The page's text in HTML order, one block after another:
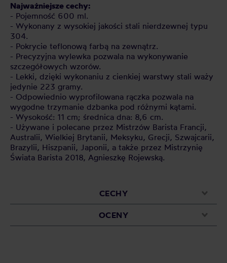
Najważniejsze cechy:
- Pojemność 600 ml.
- Wykonany z wysokiej jakości stali nierdzewnej typu
304.
- Pokrycie teflonową farbą na zewnątrz.
- Precyzyjna wylewka pozwala na wykonywanie
szczegółowych wzorów.
- Lekki, dzięki wykonaniu z cienkiej warstwy stali waży
jedynie 223 gramy.
- Odpowiednio wyprofilowana rączka pozwala na
wygodne trzymanie dzbanka pod różnymi kątami.
- Wysokość: 11 cm; średnica dna: 8,6 cm.
- Używane i polecane przez Mistrzów Barista Francji,
Australii, Wielkiej Brytanii, Meksyku, Grecji, Szwajcarii,
Brazylii, Hiszpanii, Japonii, a także przez Mistrzynię
Świata Barista 2018, Agnieszkę Rojewską.
CECHY
OCENY